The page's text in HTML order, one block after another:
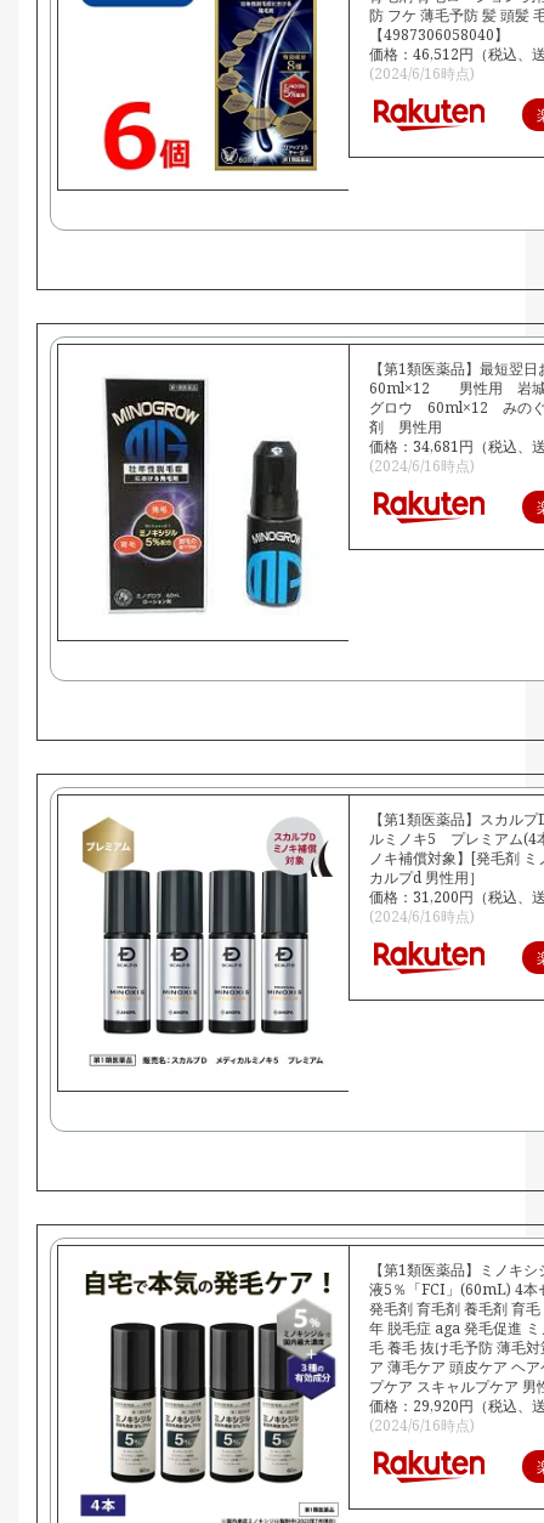
防 フケ 薄毛予防 髪 頭髪
【4987306058040】
価格：46,512円（税込、
(2024/6/16時点)
【第1類医薬品】最短翌
60ml×12 男性用 岩
グロウ 60ml×12 みの
剤 男性用
価格：34,681円（税込、
(2024/6/16時点)
【第1類医薬品】スカル
ルミノキ5 プレミアム(4
ノキ補償対象】[発毛剤 ミ
カルプd 男性用］
価格：31,200円（税込、
(2024/6/16時点)
【第1類医薬品】ミノキ
液5％「FCI」(60mL) 4本
発毛剤 育毛剤 養毛剤 育
年 脱毛症 aga 発毛促進
毛 養毛 抜け毛予防 薄毛
ア 薄毛ケア 頭皮ケア ヘ
プケア スキャルプケア 男
価格：29,920円（税込、
(2024/6/16時点)